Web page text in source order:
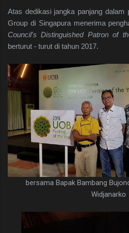
Atas dedikasi jangka panjang dalam
Group di Singapura menerima
Council's Distinguished Patron of
berturut - turut di tahun 2017.
bersama Bapak Bambang
Widjanarko